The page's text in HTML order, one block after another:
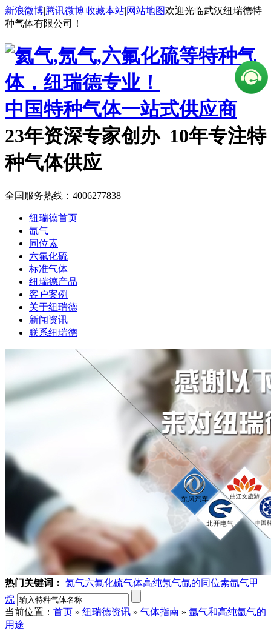
新浪微博|腾讯微博|收藏本站|网站地图欢迎光临武汉纽瑞德特
种气体有限公司！
中国特种气体一站式供应商
23年资深专家创办 10年专注特
种气体供应
全国服务热线： 4006277838
纽瑞德首页
氙气
同位素
六氟化硫
标准气体
纽瑞德产品
客户案例
关于纽瑞德
新闻资讯
联系纽瑞德
热门关键词： 氦气六氟化硫气体高纯氖气氙的同位素氙气甲
烷
当前位置： 首页 » 纽瑞德资讯 » 气体指南 » 氩气和高纯氩气的
用途